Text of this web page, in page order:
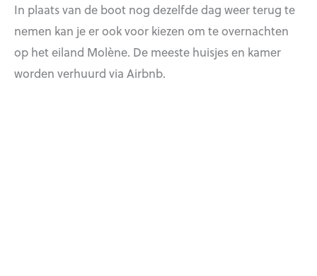
In plaats van de boot nog dezelfde dag weer terug te
nemen kan je er ook voor kiezen om te overnachten
op het eiland Molène. De meeste huisjes en kamer
worden verhuurd via Airbnb.